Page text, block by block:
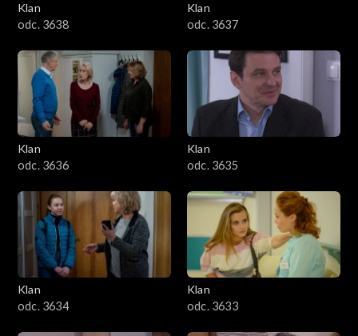
Klan
odc. 3638
Klan
odc. 3637
Klan
odc. 3636
Klan
odc. 3635
Klan
odc. 3634
Klan
odc. 3633